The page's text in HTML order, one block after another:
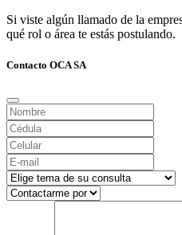
Si viste algún llamado de la
qué rol o área te estás postulando.
Contacto OCA SA